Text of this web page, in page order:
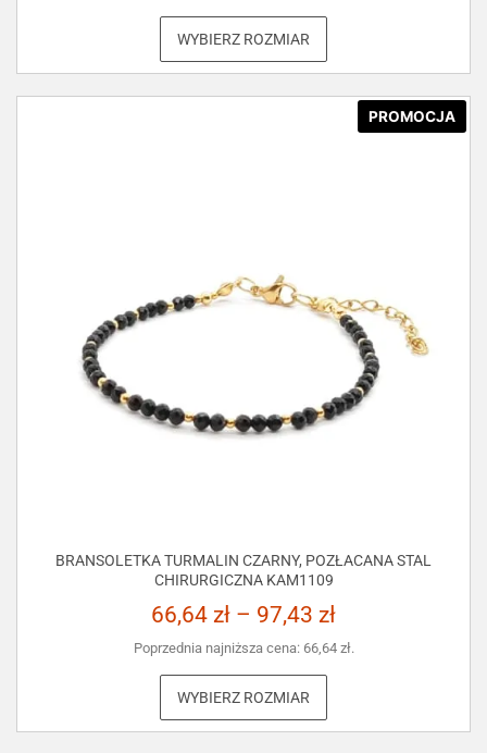
WYBIERZ ROZMIAR
PROMOCJA
BRANSOLETKA TURMALIN CZARNY, POZŁACANA STAL
CHIRURGICZNA KAM1109
66,64 zł – 97,43 zł
Poprzednia najniższa cena: 66,64 zł.
WYBIERZ ROZMIAR